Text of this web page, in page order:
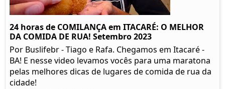
24 horas de COMILANÇA em ITACARÉ: O MELHOR
DA COMIDA DE RUA! Setembro 2023
Por Buslifebr - Tiago e Rafa. Chegamos em Itacaré -
BA! E nesse video levamos vocês para uma maratona
pelas melhores dicas de lugares de comida de rua da
cidade!